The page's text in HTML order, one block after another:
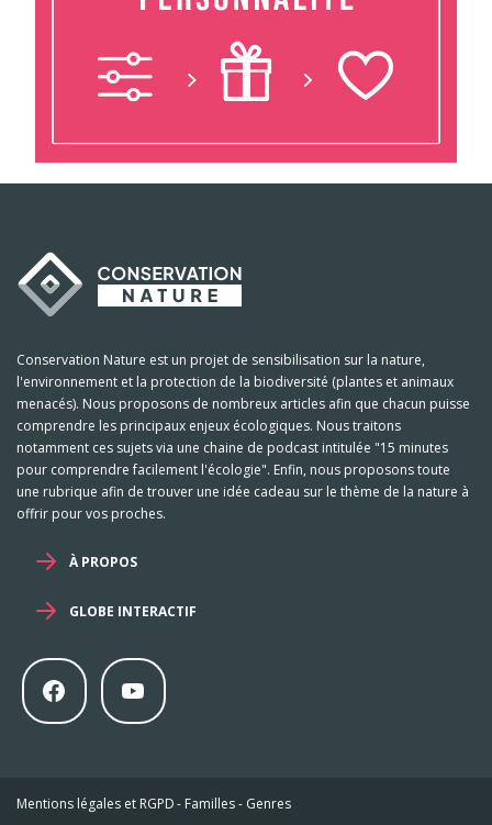
Conservation Nature est un projet de sensibilisation sur la nature,
l'environnement et la protection de la biodiversité (plantes et animaux
menacés). Nous proposons de nombreux articles afin que chacun puisse
comprendre les principaux enjeux écologiques. Nous traitons
notamment ces sujets via une chaine de podcast intitulée "15 minutes
pour comprendre facilement l'écologie". Enfin, nous proposons toute
une rubrique afin de trouver une idée cadeau sur le thème de la nature à
offrir pour vos proches.
À PROPOS
GLOBE INTERACTIF
Mentions légales et RGPD- Familles- Genres